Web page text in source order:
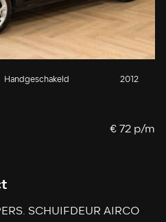
Handgeschakeld 2012
€ 72 p/m
SCHUIFDEUR AIRCO